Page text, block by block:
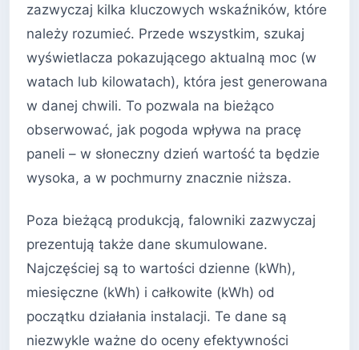
zazwyczaj kilka kluczowych wskaźników, które
należy rozumieć. Przede wszystkim, szukaj
wyświetlacza pokazującego aktualną moc (w
watach lub kilowatach), która jest generowana
w danej chwili. To pozwala na bieżąco
obserwować, jak pogoda wpływa na pracę
paneli – w słoneczny dzień wartość ta będzie
wysoka, a w pochmurny znacznie niższa.
Poza bieżącą produkcją, falowniki zazwyczaj
prezentują także dane skumulowane.
Najczęściej są to wartości dzienne (kWh),
miesięczne (kWh) i całkowite (kWh) od
początku działania instalacji. Te dane są
niezwykle ważne do oceny efektywności